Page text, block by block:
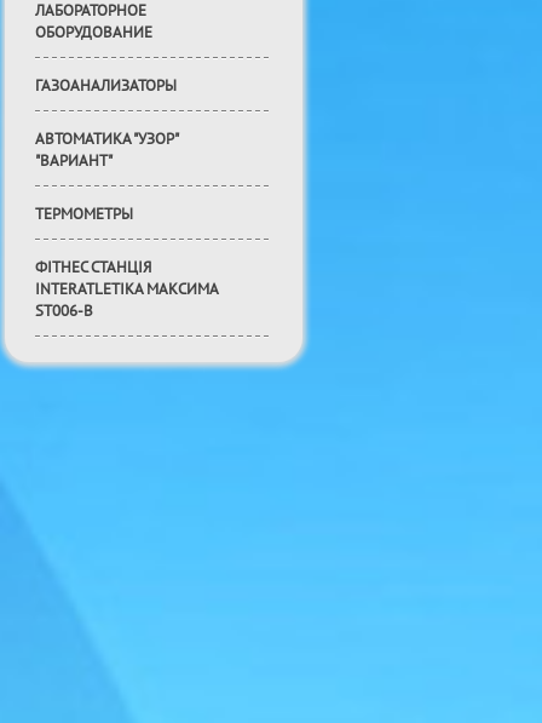
ЛАБОРАТОРНОЕ
ОБОРУДОВАНИЕ
ГАЗОАНАЛИЗАТОРЫ
АВТОМАТИКА "УЗОР"
"ВАРИАНТ"
ТЕРМОМЕТРЫ
ФІТНЕС СТАНЦІЯ
INTERATLETIKA МАКСИМА
ST006-B